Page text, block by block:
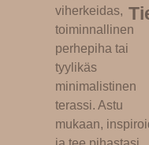
viherkeidas,
toiminnallinen
perhepiha tai
tyylikäs
minimalistinen
terassi. Astu
mukaan,